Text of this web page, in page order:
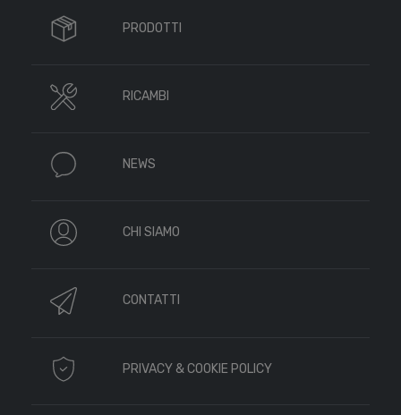
PRODOTTI
RICAMBI
NEWS
CHI SIAMO
CONTATTI
PRIVACY & COOKIE POLICY